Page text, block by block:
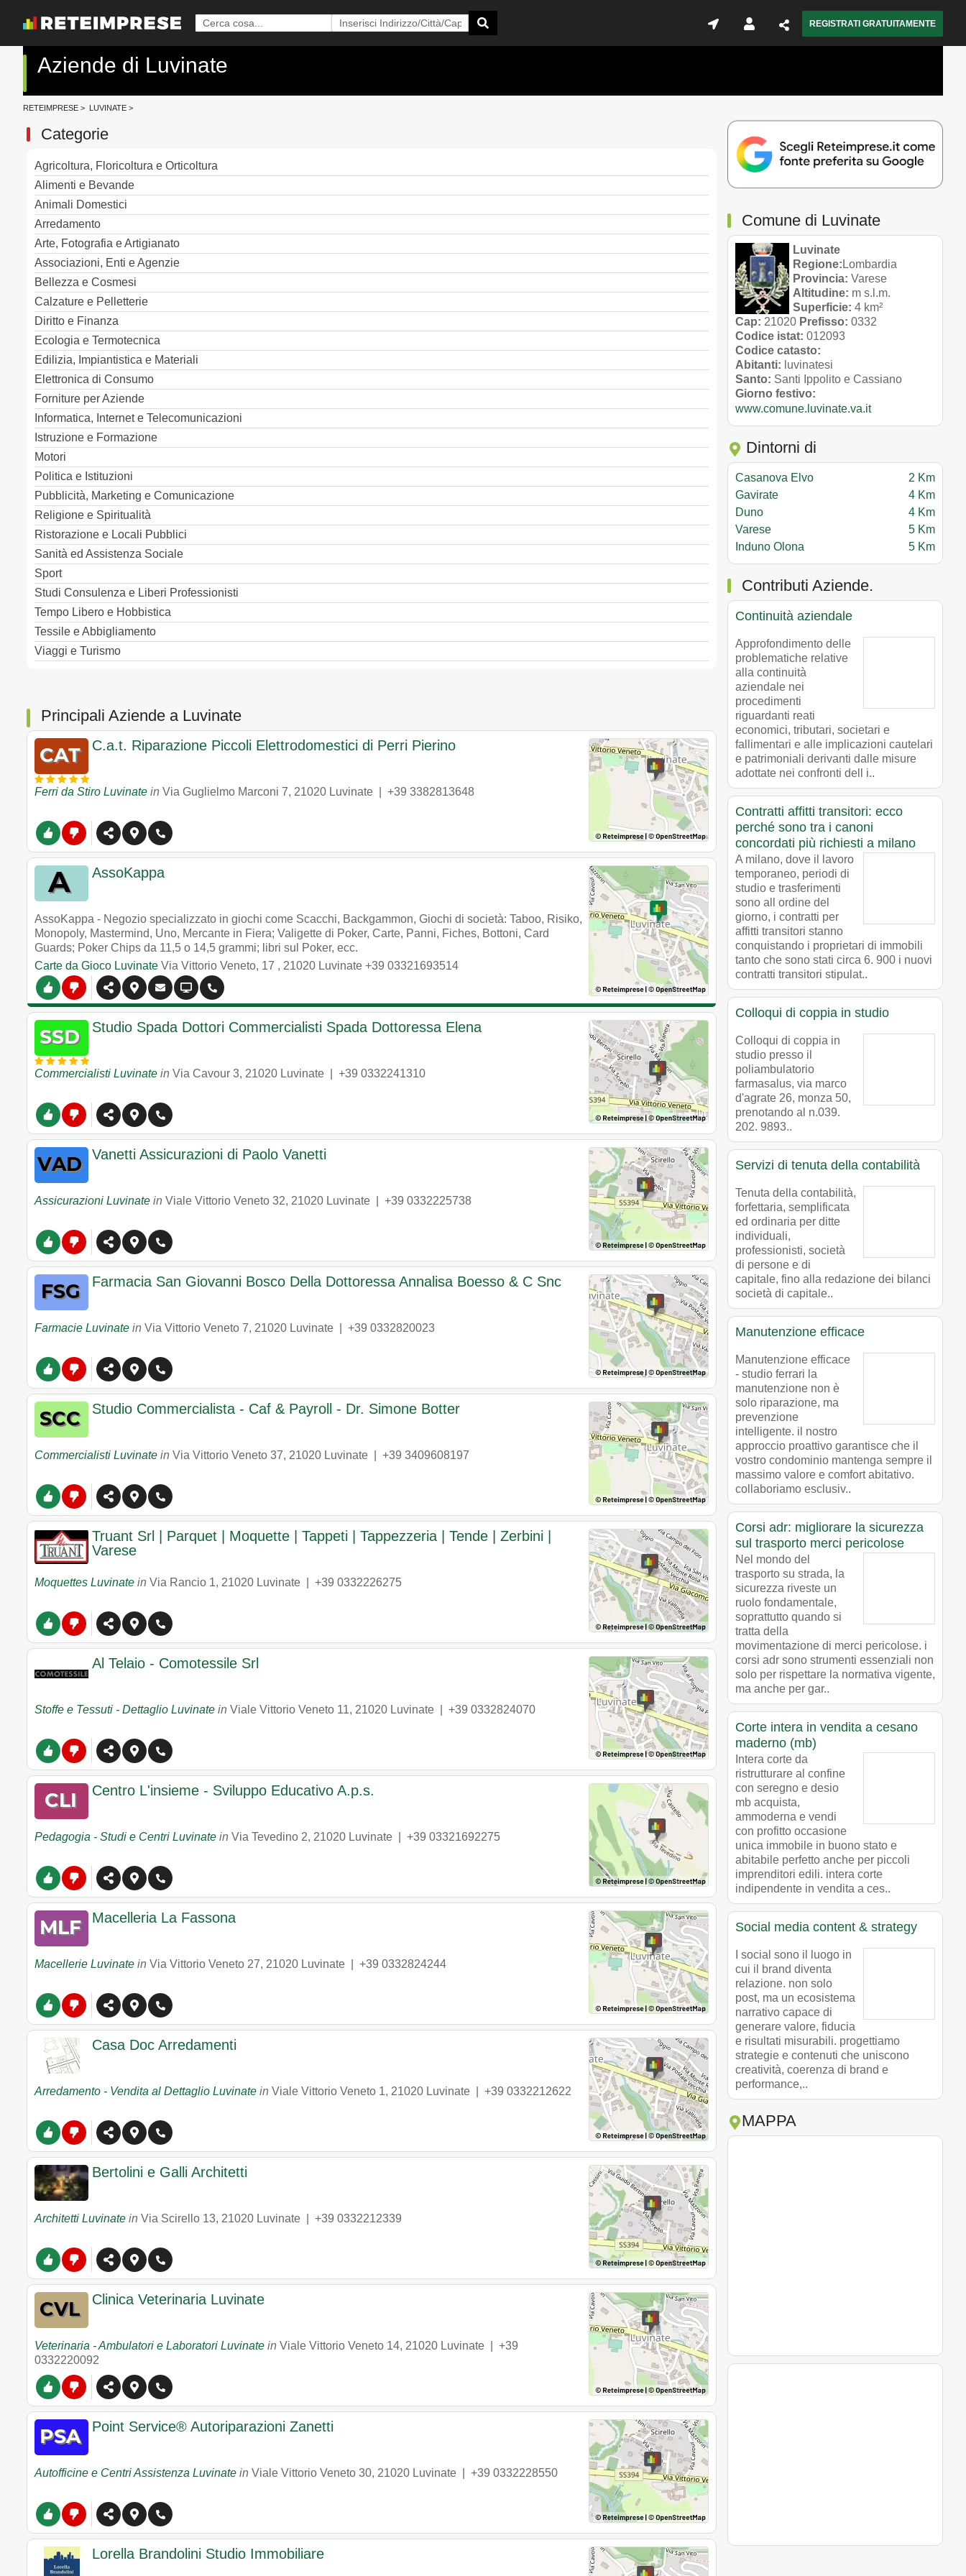
REGISTRATI GRATUITAMENTE
Aziende di Luvinate
RETEIMPRESE > LUVINATE >
Categorie
Agricoltura, Floricoltura e Orticoltura
Alimenti e Bevande
Animali Domestici
Arredamento
Arte, Fotografia e Artigianato
Associazioni, Enti e Agenzie
Bellezza e Cosmesi
Calzature e Pelletterie
Diritto e Finanza
Ecologia e Termotecnica
Edilizia, Impiantistica e Materiali
Elettronica di Consumo
Forniture per Aziende
Informatica, Internet e Telecomunicazioni
Istruzione e Formazione
Motori
Politica e Istituzioni
Pubblicità, Marketing e Comunicazione
Religione e Spiritualità
Ristorazione e Locali Pubblici
Sanità ed Assistenza Sociale
Sport
Studi Consulenza e Liberi Professionisti
Tempo Libero e Hobbistica
Tessile e Abbigliamento
Viaggi e Turismo
Principali Aziende a Luvinate
C.a.t. Riparazione Piccoli Elettrodomestici di Perri Pierino
Ferri da Stiro Luvinate in Via Guglielmo Marconi 7, 21020 Luvinate +39 3382813648
AssoKappa
AssoKappa - Negozio specializzato in giochi come Scacchi, Backgammon, Giochi di società: Taboo, Risiko,
Monopoly, Mastermind, Uno, Mercante in Fiera; Valigette di Poker, Carte, Panni, Fiches, Bottoni, Card
Guards; Poker Chips da 11,5 o 14,5 grammi; libri sul Poker, ecc.
Carte da Gioco Luvinate Via Vittorio Veneto, 17 , 21020 Luvinate +39 03321693514
Studio Spada Dottori Commercialisti Spada Dottoressa Elena
Commercialisti Luvinate in Via Cavour 3, 21020 Luvinate +39 0332241310
Vanetti Assicurazioni di Paolo Vanetti
Assicurazioni Luvinate in Viale Vittorio Veneto 32, 21020 Luvinate +39 0332225738
Farmacia San Giovanni Bosco Della Dottoressa Annalisa Boesso & C Snc
Farmacie Luvinate in Via Vittorio Veneto 7, 21020 Luvinate +39 0332820023
Studio Commercialista - Caf & Payroll - Dr. Simone Botter
Commercialisti Luvinate in Via Vittorio Veneto 37, 21020 Luvinate +39 3409608197
Truant Srl | Parquet | Moquette | Tappeti | Tappezzeria | Tende | Zerbini |
Varese
Moquettes Luvinate in Via Rancio 1, 21020 Luvinate +39 0332226275
Al Telaio - Comotessile Srl
Stoffe e Tessuti - Dettaglio Luvinate in Viale Vittorio Veneto 11, 21020 Luvinate +39 0332824070
Centro L'insieme - Sviluppo Educativo A.p.s.
Pedagogia - Studi e Centri Luvinate in Via Tevedino 2, 21020 Luvinate +39 03321692275
Macelleria La Fassona
Macellerie Luvinate in Via Vittorio Veneto 27, 21020 Luvinate +39 0332824244
Casa Doc Arredamenti
Arredamento - Vendita al Dettaglio Luvinate in Viale Vittorio Veneto 1, 21020 Luvinate +39 0332212622
Bertolini e Galli Architetti
Architetti Luvinate in Via Scirello 13, 21020 Luvinate +39 0332212339
Clinica Veterinaria Luvinate
Veterinaria - Ambulatori e Laboratori Luvinate in Viale Vittorio Veneto 14, 21020 Luvinate
+39
0332220092
Point Service® Autoriparazioni Zanetti
Autofficine e Centri Assistenza Luvinate in Viale Vittorio Veneto 30, 21020 Luvinate +39 0332228550
Lorella Brandolini Studio Immobiliare
Comune di Luvinate
Luvinate
Regione: Lombardia
Provincia: Varese
Altitudine: m s.l.m.
Superficie: 4 km²
Cap: 21020 Prefisso: 0332
Codice istat: 012093
Codice catasto:
Abitanti: luvinatesi
Santo: Santi Ippolito e Cassiano
Giorno festivo:
www.comune.luvinate.va.it
Dintorni di
Casanova Elvo
2 Km
Gavirate
4 Km
Duno
4 Km
Varese
5 Km
Induno Olona
5 Km
Contributi Aziende.
Continuità aziendale
Approfondimento delle
problematiche relative
alla continuità
aziendale nei
procedimenti
riguardanti reati
economici, tributari, societari e
fallimentari e alle implicazioni cautelari
e patrimoniali derivanti dalle misure
adottate nei confronti dell i..
Contratti affitti transitori: ecco
perché sono tra i canoni
concordati più richiesti a milano
A milano, dove il lavoro
temporaneo, periodi di
studio e trasferimenti
sono all ordine del
giorno, i contratti per
affitti transitori stanno
conquistando i proprietari di immobili
tanto che sono stati circa 6. 900 i nuovi
contratti transitori stipulat..
Colloqui di coppia in studio
Colloqui di coppia in
studio presso il
poliambulatorio
farmasalus, via marco
d'agrate 26, monza 50,
prenotando al n.039.
202. 9893..
Servizi di tenuta della contabilità
Tenuta della contabilità,
forfettaria, semplificata
ed ordinaria per ditte
individuali,
professionisti, società
di persone e di
capitale, fino alla redazione dei bilanci
società di capitale..
Manutenzione efficace
Manutenzione efficace
- studio ferrari la
manutenzione non è
solo riparazione, ma
prevenzione
intelligente. il nostro
approccio proattivo garantisce che il
vostro condominio mantenga sempre il
massimo valore e comfort abitativo.
collaboriamo esclusiv..
Corsi adr: migliorare la sicurezza
sul trasporto merci pericolose
Nel mondo del
trasporto su strada, la
sicurezza riveste un
ruolo fondamentale,
soprattutto quando si
tratta della
movimentazione di merci pericolose. i
corsi adr sono strumenti essenziali non
solo per rispettare la normativa vigente,
ma anche per gar..
Corte intera in vendita a cesano
maderno (mb)
Intera corte da
ristrutturare al confine
con seregno e desio
mb acquista,
ammoderna e vendi
con profitto occasione
unica immobile in buono stato e
abitabile perfetto anche per piccoli
imprenditori edili. intera corte
indipendente in vendita a ces..
Social media content & strategy
I social sono il luogo in
cui il brand diventa
relazione. non solo
post, ma un ecosistema
narrativo capace di
generare valore, fiducia
e risultati misurabili. progettiamo
strategie e contenuti che uniscono
creatività, coerenza di brand e
performance,..
MAPPA